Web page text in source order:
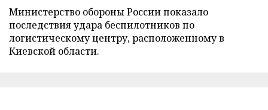
Министерство обороны России показало
последствия удара беспилотников по
логистическому центру, расположенному в
Киевской области.